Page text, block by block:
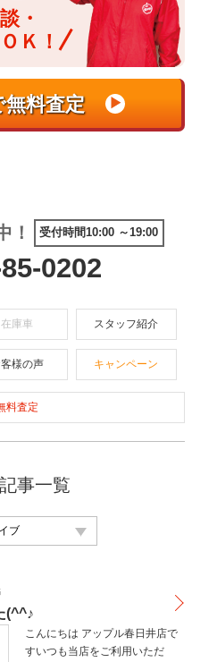
・
Ｋ！
！ 受付時間10:00 ～19:00
0202
在庫車 スタッフ紹介
様の声 キャンペーン
料査定
事一覧
(^^♪
こんにちは アップル春日井店で
すいつも当店をご利用いただ